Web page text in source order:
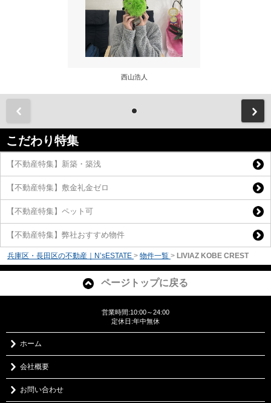
西山浩人
こだわり特集
【不動産特集】新築・築浅
【不動産特集】敷金礼金ゼロ
【不動産特集】ペット可
【不動産特集】弊社おすすめ物件
兵庫区・長田区の不動産｜N’sESTATE > 物件一覧 > LIVIAZ KOBE CREST
ページトップに戻る
営業時間:10:00～24:00
定休日:年中無休
ホーム
会社概要
お問い合わせ